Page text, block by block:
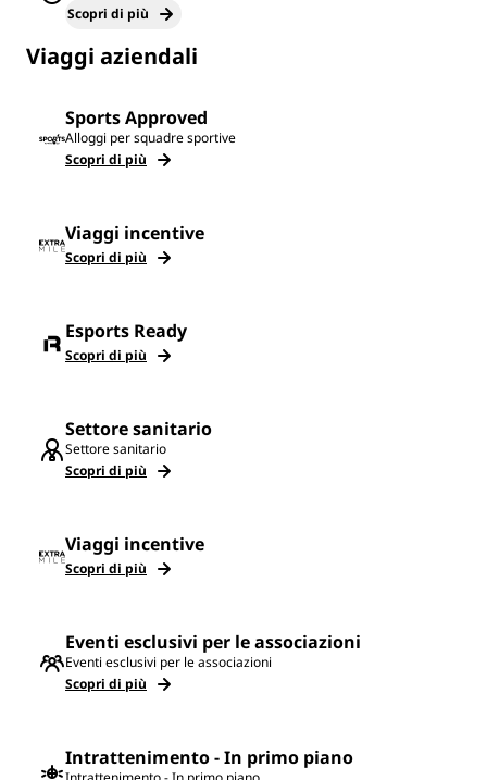
Scopri di più
Viaggi aziendali
Sports Approved
Alloggi per squadre sportive
Scopri di più
Viaggi incentive
Scopri di più
Esports Ready
Scopri di più
Settore sanitario
Settore sanitario
Scopri di più
Viaggi incentive
Scopri di più
Eventi esclusivi per le associazioni
Eventi esclusivi per le associazioni
Scopri di più
Intrattenimento - In primo piano